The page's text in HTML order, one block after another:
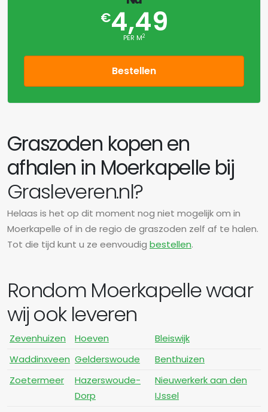
€4,49
PER M2
Bestellen
Graszoden kopen en
afhalen in Moerkapelle bij
Grasleveren.nl?
Helaas is het op dit moment nog niet mogelijk om in
Moerkapelle of in de regio de graszoden zelf af te halen.
Tot die tijd kunt u ze eenvoudig bestellen.
Rondom Moerkapelle waar
wij ook leveren
Zevenhuizen Hoeven
Bleiswijk
Waddinxveen Gelderswoude
Benthuizen
Zoetermeer
Hazerswoude-
Dorp
Nieuwerkerk aan den
IJssel